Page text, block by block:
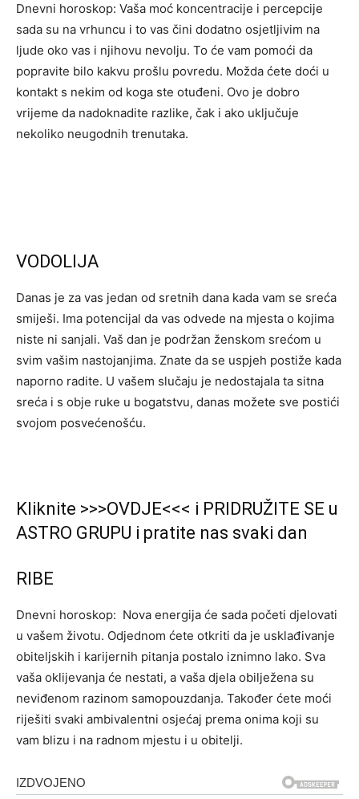
Dnevni horoskop: Vaša moć koncentracije i percepcije
sada su na vrhuncu i to vas čini dodatno osjetljivim na
ljude oko vas i njihovu nevolju. To će vam pomoći da
popravite bilo kakvu prošlu povredu. Možda ćete doći u
kontakt s nekim od koga ste otuđeni. Ovo je dobro
vrijeme da nadoknadite razlike, čak i ako uključuje
nekoliko neugodnih trenutaka.
VODOLIJA
Danas je za vas jedan od sretnih dana kada vam se sreća
smiješi. Ima potencijal da vas odvede na mjesta o kojima
niste ni sanjali. Vaš dan je podržan ženskom srećom u
svim vašim nastojanjima. Znate da se uspjeh postiže kada
naporno radite. U vašem slučaju je nedostajala ta sitna
sreća i s obje ruke u bogatstvu, danas možete sve postići
svojom posvećenošću.
Kliknite >>>OVDJE<<< i PRIDRUŽITE SE u
ASTRO GRUPU i pratite nas svaki dan
RIBE
Dnevni horoskop: Nova energija će sada početi djelovati
u vašem životu. Odjednom ćete otkriti da je usklađivanje
obiteljskih i karijernih pitanja postalo iznimno lako. Sva
vaša oklijevanja će nestati, a vaša djela obilježena su
neviđenom razinom samopouzdanja. Također ćete moći
riješiti svaki ambivalentni osjećaj prema onima koji su
vam blizu i na radnom mjestu i u obitelji.